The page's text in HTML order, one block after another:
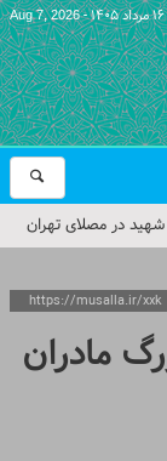
-
Aug 7, 2026
در مصلای تهران
نماز جمعه تهران
تهران از سوی رهبر
مادران